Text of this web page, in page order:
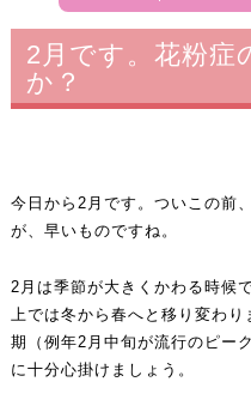
2月です。花粉症
か？
今日から2月です。ついこの前
が、早いものですね。
2月は季節が大きくかわる時候
上では冬から春へと移り変わ
期（例年2月中旬が流行のピー
に十分心掛けましょう。